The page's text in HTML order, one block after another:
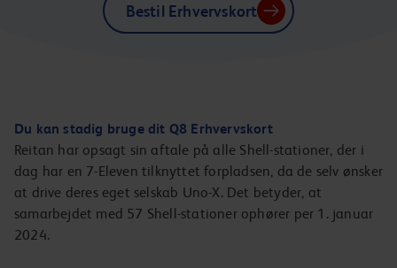
Bestil Erhvervskort
Du kan stadig bruge dit Q8 Erhvervskort
Reitan har opsagt sin aftale på alle Shell-stationer, der i
dag har en 7-Eleven tilknyttet forpladsen, da de selv ønsker
at drive deres eget selskab Uno-X. Det betyder, at
samarbejdet med 57 Shell-stationer ophører per 1. januar
2024.